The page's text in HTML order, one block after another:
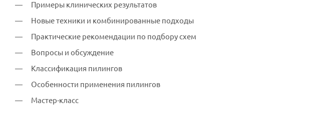
Примеры клинических результатов
Новые техники и комбинированные подходы
Практические рекомендации по подбору схем
Вопросы и обсуждение
Классификация пилингов
Особенности применения пилингов
Мастер-класс